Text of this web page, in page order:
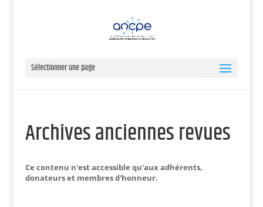
Sélectionner une page
Archives anciennes revues
Ce contenu n'est accessible qu'aux adhérents,
donateurs et membres d'honneur.